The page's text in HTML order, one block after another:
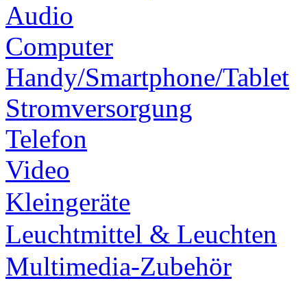
Audio
Computer
Handy/Smartphone/Tablet
Stromversorgung
Telefon
Video
Kleingeräte
Leuchtmittel & Leuchten
Multimedia-Zubehör